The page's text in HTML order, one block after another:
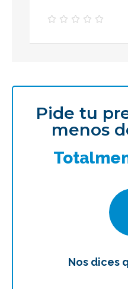
    
Pide tu
menos
Nos dices